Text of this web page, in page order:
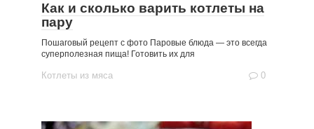
Как и сколько варить котлеты на
пару
Пошаговый рецепт с фото Паровые блюда — это всегда
суперполезная пища! Готовить их для
Котлеты из мяса 0